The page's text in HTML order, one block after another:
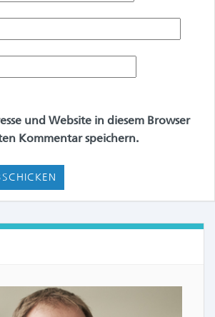
und Website in diesem Browser
Kommentar speichern.